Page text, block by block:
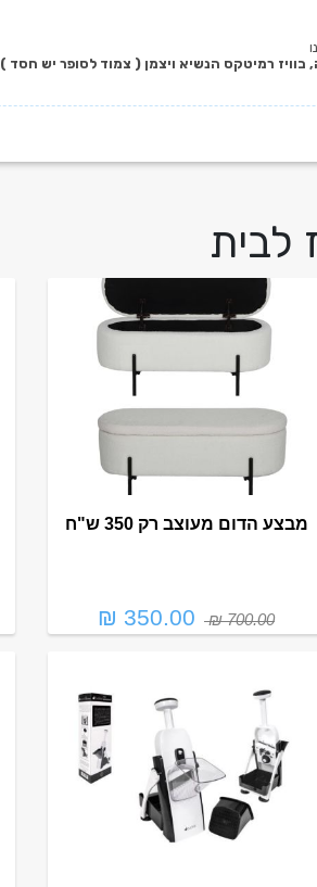
בוויז רמיטקס הנשיא ויצמן ( צמוד לסופר יש חסד )
לבית
מבצע הדום מעוצב רק 350 ש"ח
700.00 ₪
350.00 ₪